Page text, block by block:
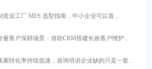
造业工厂 MES 选型指南，中小企业可以直...
量客户深耕场景：借助CRM搭建长效客户维护...
索转化率持续低迷，咨询培训企业缺的只是一套...